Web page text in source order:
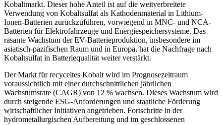
Kobaltmarkt. Dieser hohe Anteil ist auf die weitverbreitete
Verwendung von Kobaltsulfat als Kathodenmaterial in Lithium-
Ionen-Batterien zurückzuführen, vorwiegend in MNC- und NCA-
Batterien für Elektrofahrzeuge und Energiespeichersysteme. Das
rasante Wachstum der EV-Batterieproduktion, insbesondere im
asiatisch-pazifischen Raum und in Europa, hat die Nachfrage nach
Kobaltsulfat in Batteriequalität weiter verstärkt.
Der Markt für recyceltes Kobalt wird im Prognosezeitraum
voraussichtlich mit einer durchschnittlichen jährlichen
Wachstumsrate (CAGR) von 12 % wachsen. Dieses Wachstum wird
durch steigende ESG-Anforderungen und staatliche Förderung
wirtschaftlicher Initiativen angetrieben. Fortschritte in der
hydrometallurgischen Aufbereitung und im geschlossenen